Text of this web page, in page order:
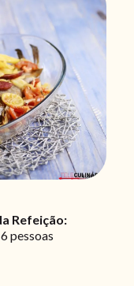
Refeição:
6pessoas